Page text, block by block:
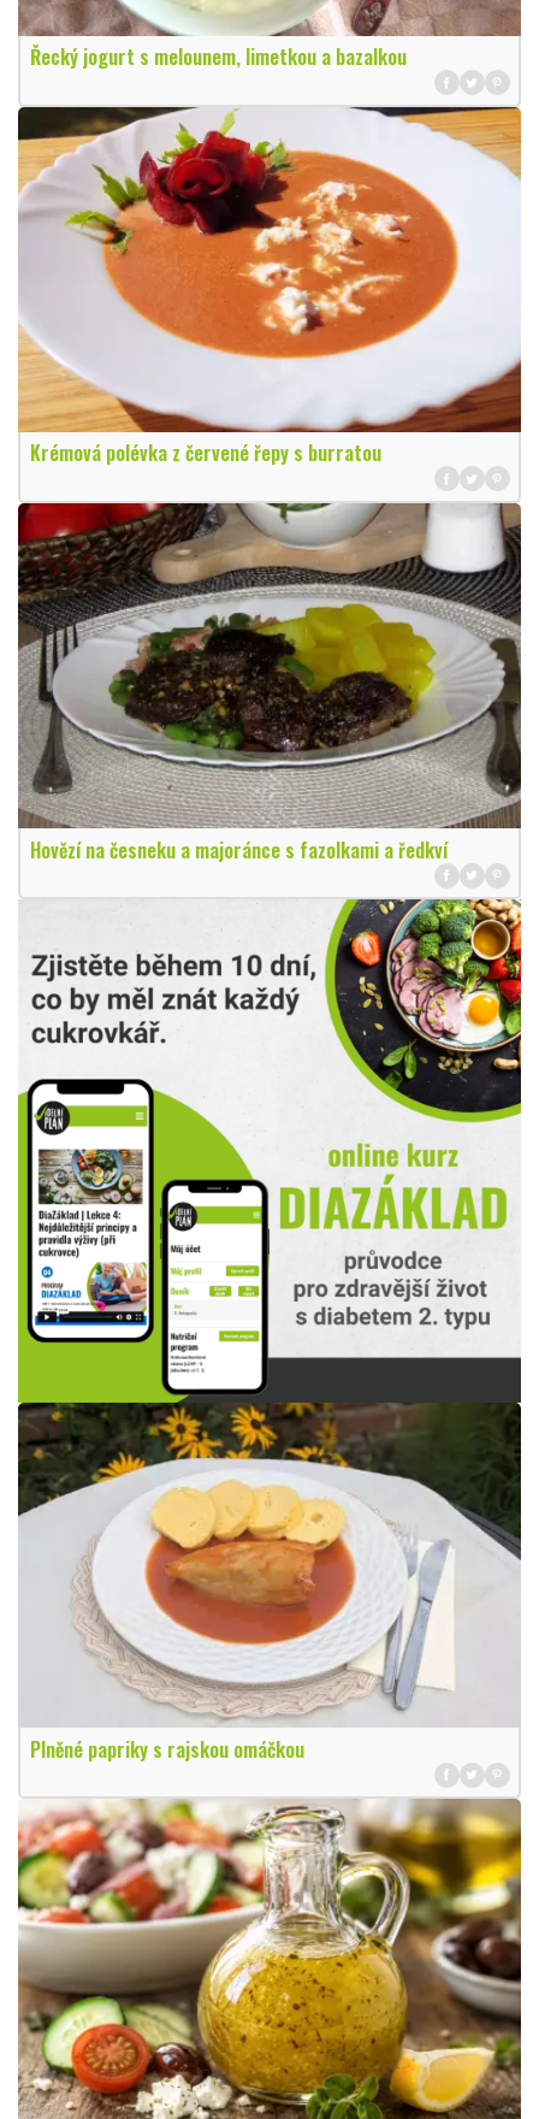
Řecký jogurt s melounem, limetkou a bazalkou
Krémová polévka z červené řepy s burratou
Hovězí na česneku a majoránce s fazolkami a ředkví
Plněné papriky s rajskou omáčkou